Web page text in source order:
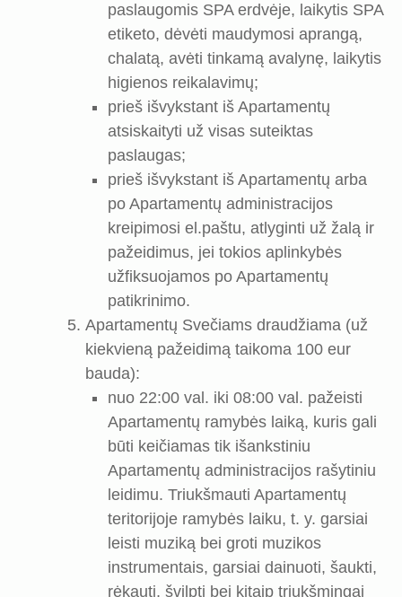
paslaugomis SPA erdvėje, laikytis SPA
etiketo, dėvėti maudymosi aprangą,
chalatą, avėti tinkamą avalynę, laikytis
higienos reikalavimų;
prieš išvykstant iš Apartamentų
atsiskaityti už visas suteiktas
paslaugas;
prieš išvykstant iš Apartamentų arba
po Apartamentų administracijos
kreipimosi el.paštu, atlyginti už žalą ir
pažeidimus, jei tokios aplinkybės
užfiksuojamos po Apartamentų
patikrinimo.
Apartamentų Svečiams draudžiama (už
kiekvieną pažeidimą taikoma 100 eur
bauda):
nuo 22:00 val. iki 08:00 val. pažeisti
Apartamentų ramybės laiką, kuris gali
būti keičiamas tik išankstiniu
Apartamentų administracijos rašytiniu
leidimu. Triukšmauti Apartamentų
teritorijoje ramybės laiku, t. y. garsiai
leisti muziką bei groti muzikos
instrumentais, garsiai dainuoti, šaukti,
rėkauti, švilpti bei kitaip triukšmingai